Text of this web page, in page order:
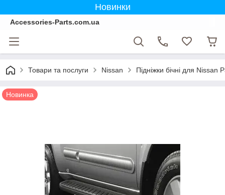
Новинки
Accessories-Parts.com.ua
Товари та послуги Nissan Підніжки бічні для Nissan
Новинка